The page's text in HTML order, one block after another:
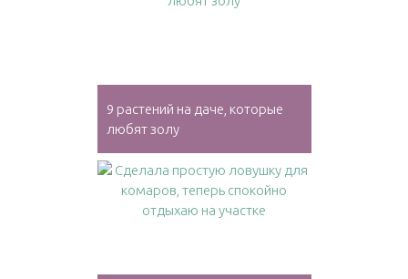
9 растений на даче, которые
любят золу